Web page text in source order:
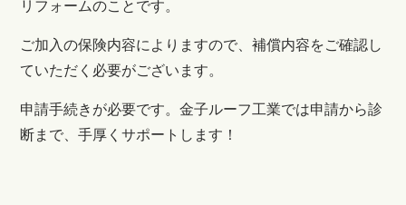
リフォームのことです。
ご加入の保険内容によりますので、補償内容をご確認し
ていただく必要がございます。
申請手続きが必要です。金子ルーフ工業では申請から診
断まで、手厚くサポートします！